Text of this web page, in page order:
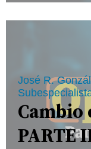
José R.
Cambio
PARTE